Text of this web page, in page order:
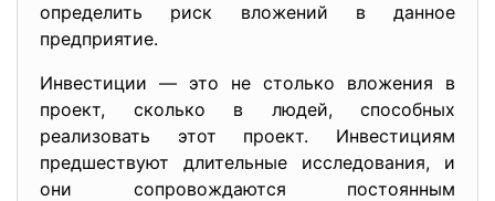
определить риск вложений в данное
предприятие.
Инвестиции — это не столько вложения в
проект, сколько в людей, способных
реализовать этот проект. Инвестициям
предшествуют длительные исследования, и
они сопровождаются постоянным